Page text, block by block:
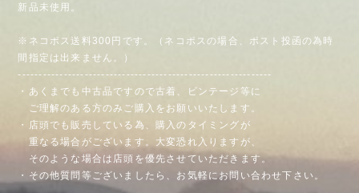
新品未使用。
※ネコポス送料300円です。（ネコポスの場合、ポスト投函の為時
間指定は出来ません。）
-------------------------------------------------------------
・あくまでも中古品ですので古着、ビンテージ等に
ご理解のある方のみご購入をお願いいたします。
・店頭でも販売している為、購入のタイミングが
重なる場合がございます。大変恐れ入りますが、
そのような場合は店頭を優先させていただきます。
・その他質問等ございましたら、お気軽にお問い合わせ下さい。